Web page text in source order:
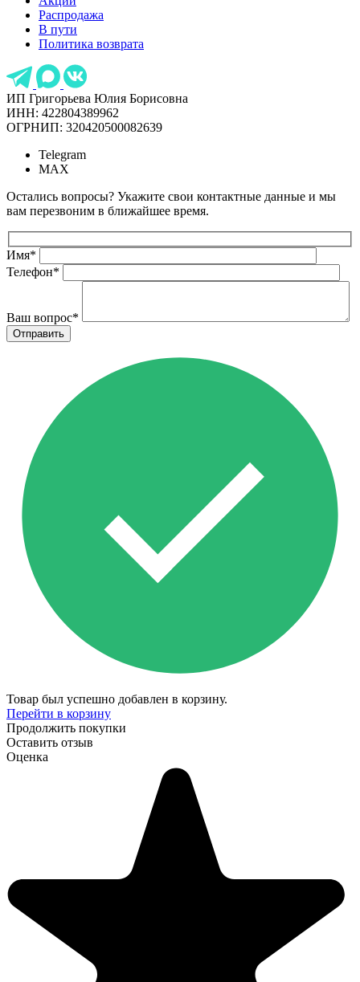
Распродажа
В пути
Политика возврата
ИП Григорьева Юлия Борисовна
ИНН: 422804389962
ОГРНИП: 320420500082639
Telegram
MAX
Остались вопросы? Укажите свои контактные данные и мы
вам перезвоним в ближайшее время.
Имя*
Телефон*
Ваш вопрос*
Товар был успешно добавлен в корзину.
Перейти в корзину
Продолжить покупки
Оставить отзыв
Оценка